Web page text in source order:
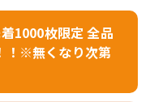
1000枚限定 全品
！※無くなり次第